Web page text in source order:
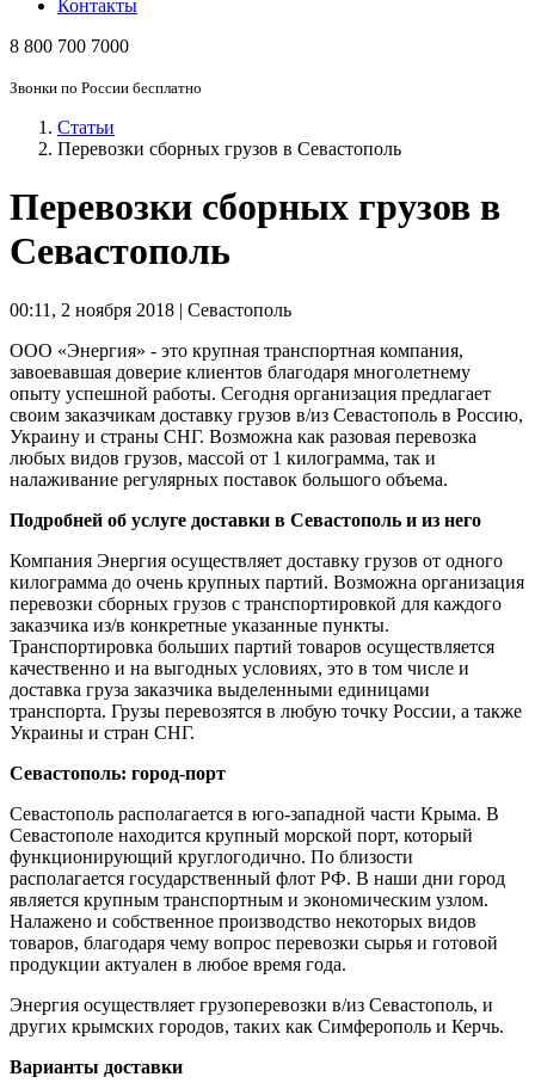
Контакты
8 800 700 7000
Звонки по России бесплатно
Статьи
Перевозки сборных грузов в Севастополь
Перевозки сборных грузов в
Севастополь
00:11 , 2 ноября 2018 | Севастополь
ООО «Энергия» - это крупная транспортная компания,
завоевавшая доверие клиентов благодаря многолетнему
опыту успешной работы. Сегодня организация предлагает
своим заказчикам доставку грузов в/из Севастополь в Россию,
Украину и страны СНГ. Возможна как разовая перевозка
любых видов грузов, массой от 1 килограмма, так и
налаживание регулярных поставок большого объема.
Подробней об услуге доставки в Севастополь и из него
Компания Энергия осуществляет доставку грузов от одного
килограмма до очень крупных партий. Возможна организация
перевозки сборных грузов с транспортировкой для каждого
заказчика из/в конкретные указанные пункты.
Транспортировка больших партий товаров осуществляется
качественно и на выгодных условиях, это в том числе и
доставка груза заказчика выделенными единицами
транспорта. Грузы перевозятся в любую точку России, а также
Украины и стран СНГ.
Севастополь: город-порт
Севастополь располагается в юго-западной части Крыма. В
Севастополе находится крупный морской порт, который
функционирующий круглогодично. По близости
располагается государственный флот РФ. В наши дни город
является крупным транспортным и экономическим узлом.
Налажено и собственное производство некоторых видов
товаров, благодаря чему вопрос перевозки сырья и готовой
продукции актуален в любое время года.
Энергия осуществляет грузоперевозки в/из Севастополь, и
других крымских городов, таких как Симферополь и Керчь.
Варианты доставки